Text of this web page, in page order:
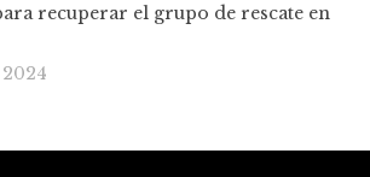
recuperar el grupo de rescate en